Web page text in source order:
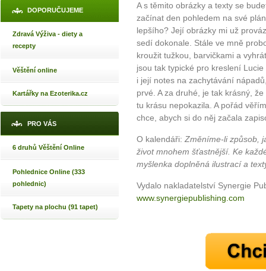
DOPORUČUJEME
Zdravá Výživa - diety a
recepty
Věštění online
Kartářky na Ezoterika.cz
PRO VÁS
6 druhů Věštění Online
Pohlednice Online (333
pohlednic)
Tapety na plochu (91 tapet)
A s těmito obrázky a texty se
začínat den pohledem na své
lepšího? Její obrázky mi už
sedí dokonale. Stále ve mně
kroužit tužkou, barvičkami a
jsou tak typické pro kreslení
i její notes na zachytávání
prvé. A za druhé, je tak krásný,
tu krásu nepokazila. A pořád
chce, abych si do něj začala
O kalendáři: Změníme-li způsob,
život mnohem šťastnější. Ke
myšlenka doplněná ilustrací a
Vydalo nakladatelství Synergie
www.synergiepublishing.com